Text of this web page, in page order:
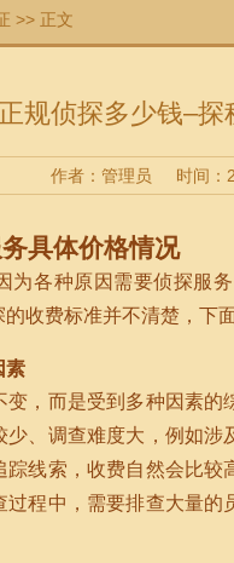
>> 正文
规侦探多少钱–
作者：管理员 时间：
具体价格情况
为各种原因需要侦探服
收费标准并不清楚，下
素
，而是受到多种因素
少、调查难度大，例如
踪线索，收费自然会比
程中，需要排查大量